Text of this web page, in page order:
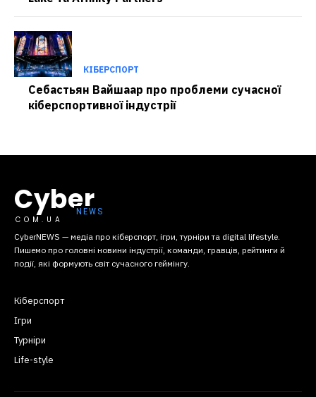
КІБЕРСПОРТ
Себастьян Вайшаар про проблеми сучасної
кіберспортивної індустрії
Cyber
COM.UA
CyberNEWS — медіа про кіберспорт, ігри, турніри та digital lifestyle.
Пишемо про головні новини індустрії, команди, гравців, рейтинги й
події, які формують світ сучасного геймінгу.
Кіберспорт
Ігри
Турніри
Life-style